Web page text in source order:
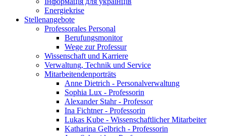
Energiekrise
Stellenangebote
Professorales Personal
Berufungsmonitor
Wege zur Professur
Wissenschaft und Karriere
Verwaltung, Technik und Service
Mitarbeitendenporträts
Anne Dietrich - Personalverwaltung
Sophia Lux - Professorin
Alexander Stahr - Professor
Ina Fichtner - Professorin
Lukas Kube - Wissenschaftlicher Mitarbeiter
Katharina Gelbrich - Professorin